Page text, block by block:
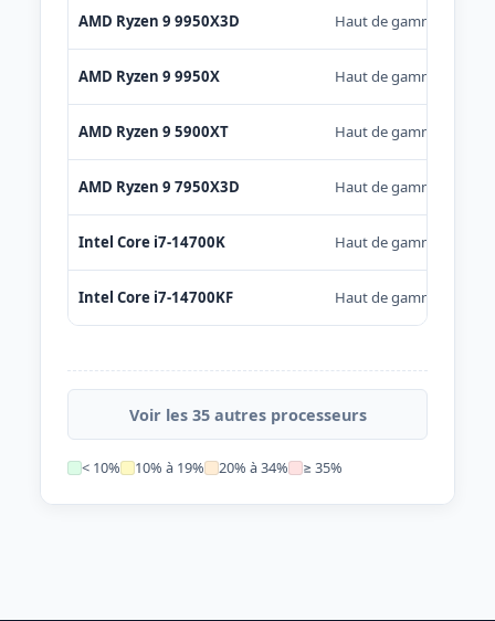
AMD Ryzen 9 9950X3D Haut de gamme
AMD Ryzen 9 9950X Haut de gamme
AMD Ryzen 9 5900XT Haut de gamme
AMD Ryzen 9 7950X3D Haut de gamme
Intel Core i7-14700K Haut de gamme
Intel Core i7-14700KF Haut de gamme
Voir les 35 autres processeurs
< 10% 10% à 19% 20% à 34% ≥ 35%